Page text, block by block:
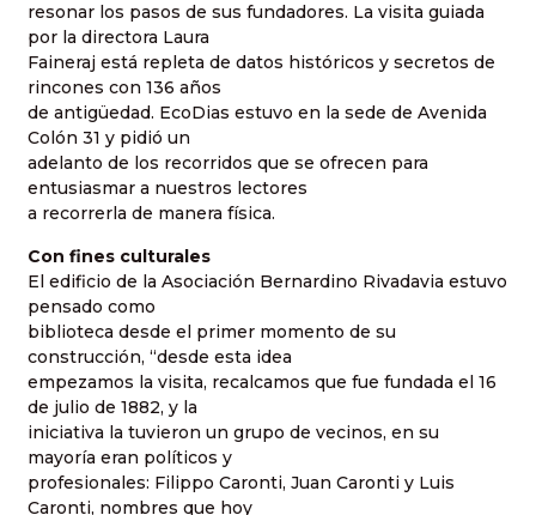
resonar los pasos de sus fundadores. La visita guiada
por la directora Laura
Faineraj está repleta de datos históricos y secretos de
rincones con 136 años
de antigüedad. EcoDias estuvo en la sede de Avenida
Colón 31 y pidió un
adelanto de los recorridos que se ofrecen para
entusiasmar a nuestros lectores
a recorrerla de manera física.
Con fines culturales
El edificio de la Asociación Bernardino Rivadavia estuvo
pensado como
biblioteca desde el primer momento de su
construcción, “desde esta idea
empezamos la visita, recalcamos que fue fundada el 16
de julio de 1882, y la
iniciativa la tuvieron un grupo de vecinos, en su
mayoría eran políticos y
profesionales: Filippo Caronti, Juan Caronti y Luis
Caronti, nombres que hoy